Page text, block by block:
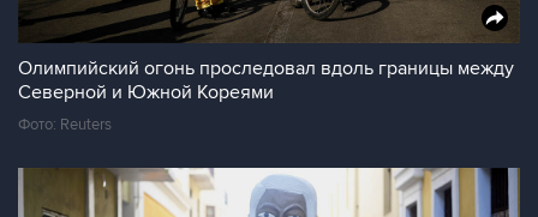
Олимпийский огонь проследовал вдоль границы между
Северной и Южной Кореями
Фото: Reuters